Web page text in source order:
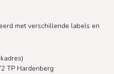
met verschillende labels en
TP Hardenberg